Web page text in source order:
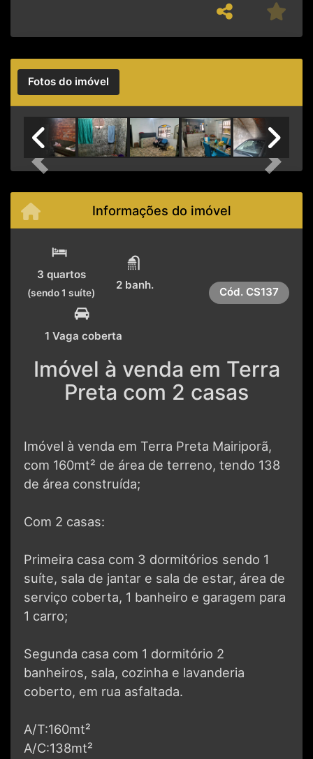
Fotos do imóvel
Previous Next
Informações do imóvel
3 quartos
(sendo 1 suíte)
2 banh.
1 Vaga coberta
Cód. CS137
Imóvel à venda em Terra
Preta com 2 casas
Imóvel à venda em Terra Preta Mairiporã,
com 160mt² de área de terreno, tendo 138
de área construída;
Com 2 casas:
Primeira casa com 3 dormitórios sendo 1
suíte, sala de jantar e sala de estar, área de
serviço coberta, 1 banheiro e garagem para
1 carro;
Segunda casa com 1 dormitório 2
banheiros, sala, cozinha e lavanderia
coberto, em rua asfaltada.
A/T:160mt²
A/C:138mt²